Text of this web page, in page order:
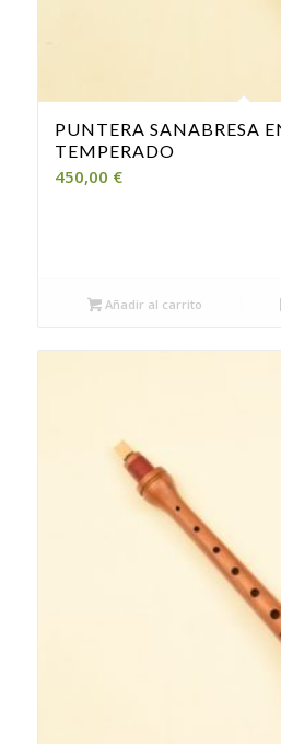
PUNTERA SANABRESA
TEMPERADO
450,00 €
Añadir al carrito